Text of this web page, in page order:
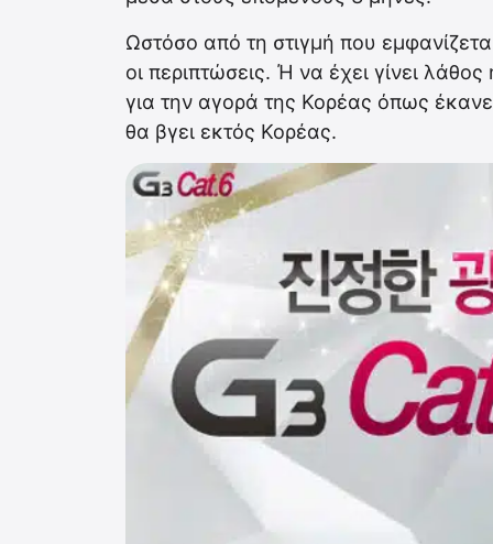
Ωστόσο από τη στιγμή που
οι περιπτώσεις. Ή να έχει γίνει
για την αγορά της Κορέας όπως
θα βγει εκτός Κορέας.